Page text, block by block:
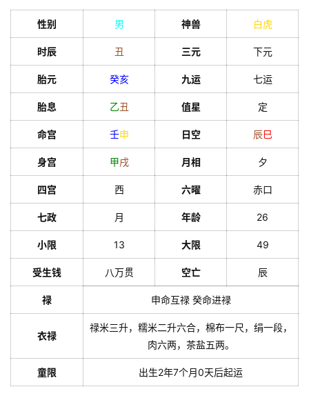
性别 男 神兽 白虎
时辰 丑 三元 下元
胎元 癸亥 九运 七运
胎息 乙丑 值星 定
命宫 壬申 日空 辰巳
身宫 甲戌 月相 夕
四宫 西 六曜 赤口
七政 月 年龄 26
小限 13 大限 49
受生钱 八万贯 空亡 辰
禄 申命互禄 癸命进禄
衣禄
禄米三升，糯米二升六合，棉布一尺，绢一段，
肉六两，茶盐五两。
童限 出生2年7个月0天后起运